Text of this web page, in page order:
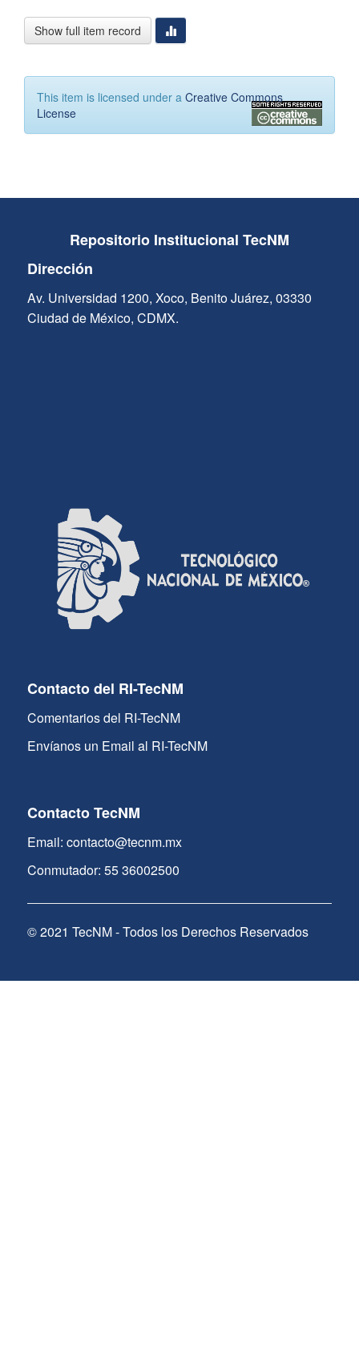
Show full item record
This item is licensed under a Creative Commons
License
Repositorio Institucional TecNM
Dirección
Av. Universidad 1200, Xoco, Benito Juárez, 03330
Ciudad de México, CDMX.
Contacto del RI-TecNM
Comentarios del RI-TecNM
Envíanos un Email al RI-TecNM
Contacto TecNM
Email: contacto@tecnm.mx
Conmutador: 55 36002500
© 2021 TecNM - Todos los Derechos Reservados